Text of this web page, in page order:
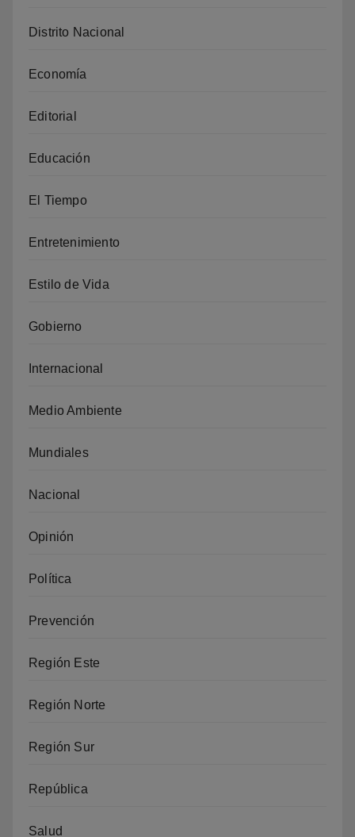
Distrito Nacional
Economía
Editorial
Educación
El Tiempo
Entretenimiento
Estilo de Vida
Gobierno
Internacional
Medio Ambiente
Mundiales
Nacional
Opinión
Política
Prevención
Región Este
Región Norte
Región Sur
República
Salud